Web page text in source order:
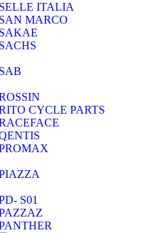
ITALIA
MARCO
CYCLE PARTS
S01